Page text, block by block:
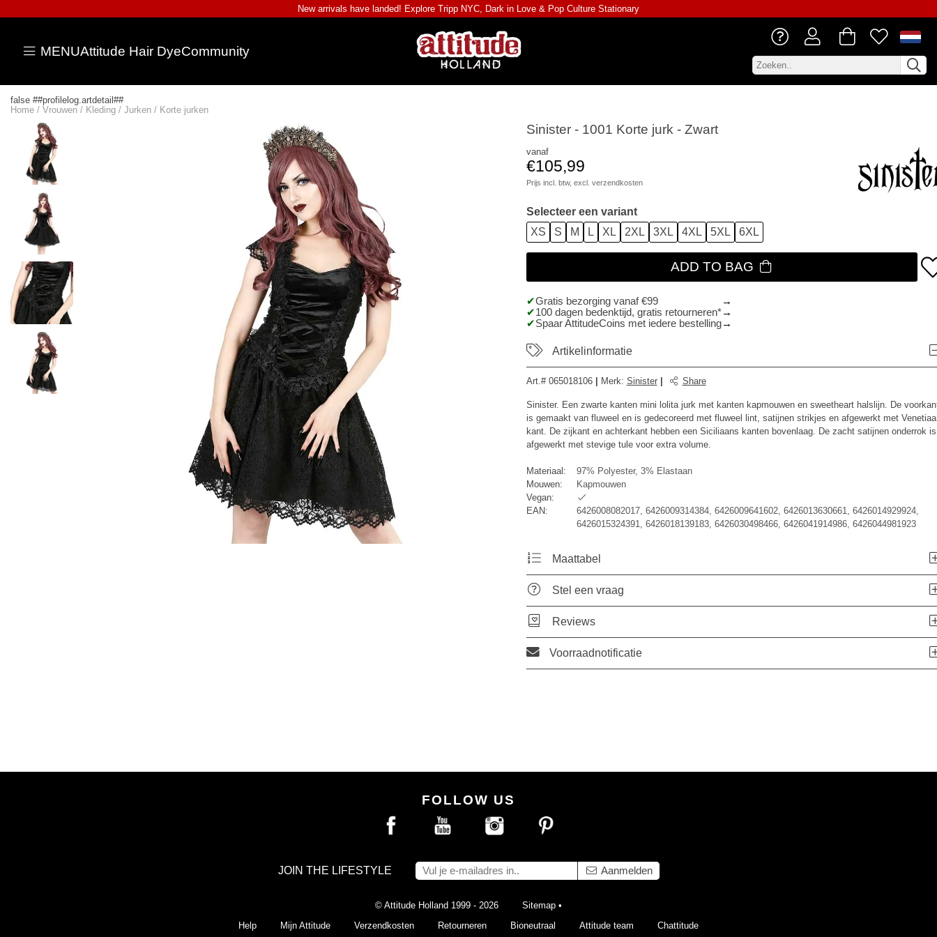
New arrivals have landed! Explore Tripp NYC, Dark in Love & Pop Culture Stationary
MENUAttitude Hair DyeCommunity
false ##profilelog.artdetail##
Home / Vrouwen / Kleding / Jurken / Korte jurken
Sinister - 1001 Korte jurk - Zwart
vanaf
€105,99
Prijs incl. btw, excl. verzendkosten
Selecteer een variant
XS
S M L XL 2XL 3XL 4XL 5XL 6XL
ADD TO BAG
Gratis bezorging vanaf €99
100 dagen bedenktijd, gratis retourneren*
Spaar AttitudeCoins met iedere bestelling
Artikelinformatie
Art.# 065018106 Merk: Sinister Share
Sinister. Een zwarte kanten mini lolita jurk met kanten kapmouwen en sweetheart halslijn. De
is gemaakt van fluweel en is gedecoreerd met fluweel lint, satijnen strikjes en afgewerkt met
kant. De zijkant en achterkant hebben een Siciliaans kanten bovenlaag. De zacht satijnen onderrok is
afgewerkt met stevige tule voor extra volume.
Materiaal:
97% Polyester, 3% Elastaan
Mouwen:
Kapmouwen
Vegan:
EAN:
6426008082017, 6426009314384, 6426009641602, 6426013630661, 6426014929924,
6426015324391, 6426018139183, 6426030498466, 6426041914986, 6426044981923
Maattabel
Stel een vraag
Reviews
Voorraadnotificatie
FOLLOW US
JOIN THE LIFESTYLE Aanmelden
© Attitude Holland 1999 - 2026 Sitemap •
Help
Mijn Attitude Verzendkosten Retourneren Bioneutraal Attitude team Chattitude